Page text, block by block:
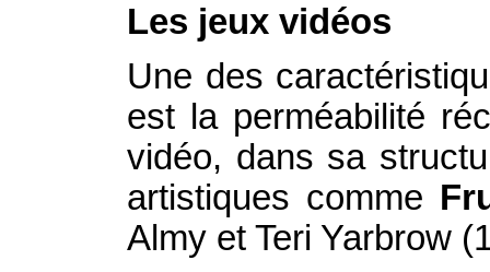
Les jeux vidéos
Une des
est la perméabilité
vidéo, dans sa
artistiques comme
Almy et Teri Yarbrow